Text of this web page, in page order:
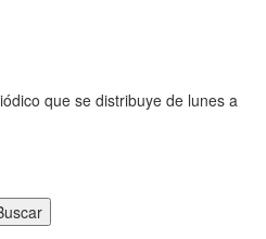
que se distribuye de lunes a